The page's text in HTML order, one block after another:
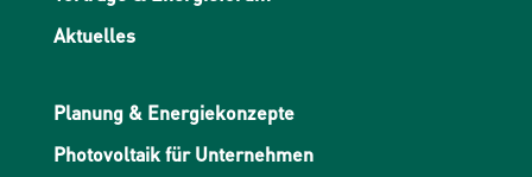
Aktuelles
Planung & Energiekonzepte
Photovoltaik für Unternehmen